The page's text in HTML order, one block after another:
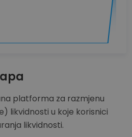
platforma za razmjenu
likvidnosti u koje korisnici
likvidnosti.